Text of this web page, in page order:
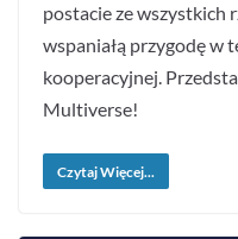
postacie ze wszystkich
wspaniałą przygodę w
kooperacyjnej.
Multiverse!
Czytaj Więcej...